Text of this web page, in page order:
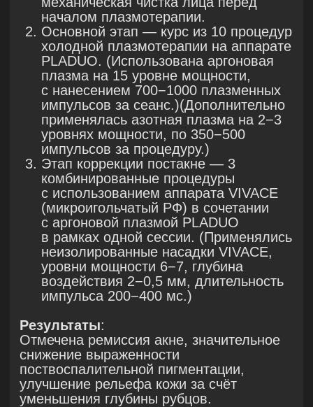
Вывод
Проведённое клиническое исследование
продемонстрировало высокую
эффективность сочетания холодной
плазмотерапии аппаратом PLADUO
и микроигольчатого RF-лифтинга VIVACE
в терапии акне и его последствий.
Комплексное применение этих методик
позволило достичь выраженного